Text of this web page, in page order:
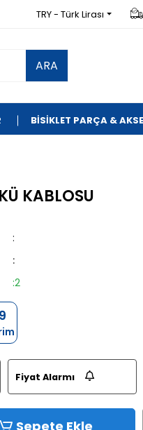
TRY - Türk Lirası
ARA
BİSİKLET PARÇA &
KABLOSU
:
:
:2
Fiyat Alarmı
Sepete Ekle